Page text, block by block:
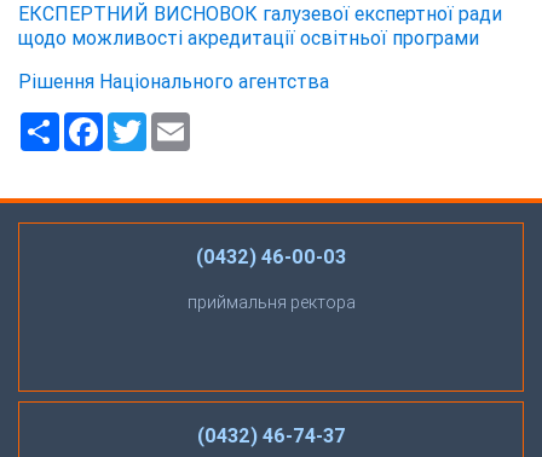
ЕКСПЕРТНИЙ ВИСНОВОК галузевої експертної ради
щодо можливості акредитації освітньої програми
Рішення Національного агентства
РесурсFacebook
Twitter
(0432) 46-00-03
приймальня ректора
(0432) 46-74-37